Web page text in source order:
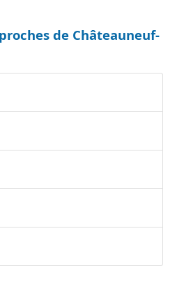
de Châteauneuf-